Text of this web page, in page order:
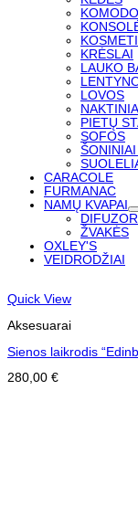
KRĖSLAI
LAUKO
LOVOS
PIETŲ
SOFOS
ŠONINIAI
CARACOLE
FURMANAC
NAMŲ KVAPAI
ŽVAKĖS
OXLEY'S
VEIDRODŽIAI
Quick View
Aksesuarai
Sienos laikrodis
280,00 €